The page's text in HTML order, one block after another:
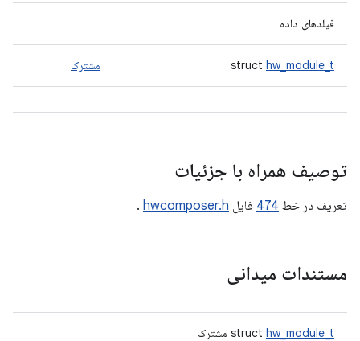
فیلدهای داده
struct hw_module_t مشترک
توصیف همراه با جزئیات
تعریف در خط 474 فایل hwcomposer.h
.
مستندات میدانی
struct hw_module_t مشترک